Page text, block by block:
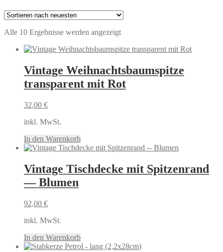
Alle 10 Ergebnisse werden angezeigtNach
sortiert
Vintage Weihnachtsbaumspitze
transparent mit Rot
32,00 €
inkl. MwSt.
In den Warenkorb
Vintage Tischdecke mit Spitzenrand
— Blumen
92,00 €
inkl. MwSt.
In den Warenkorb